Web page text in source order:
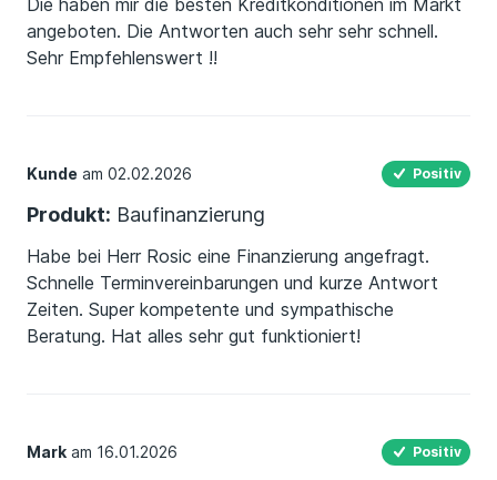
Die haben mir die besten Kreditkonditionen im Markt
angeboten. Die Antworten auch sehr sehr schnell.
Sehr Empfehlenswert !!
Kunde am 02.02.2026 Positiv
Produkt: Baufinanzierung
Habe bei Herr Rosic eine Finanzierung angefragt.
Schnelle Terminvereinbarungen und kurze Antwort
Zeiten. Super kompetente und sympathische
Beratung. Hat alles sehr gut funktioniert!
Mark am 16.01.2026 Positiv